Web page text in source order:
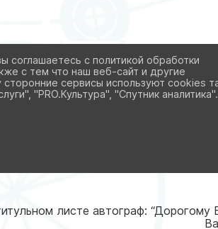
листе автограф:
соглашаетесь с политикой обработки
с тем что наш веб-сайт и другие
сервисы используют cookies
"PRO.Культура", "Спутник аналитика".